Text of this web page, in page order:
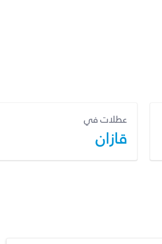
عطلات في
قازان